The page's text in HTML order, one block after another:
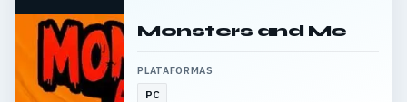
Monsters and Me
PLATAFORMAS
PC